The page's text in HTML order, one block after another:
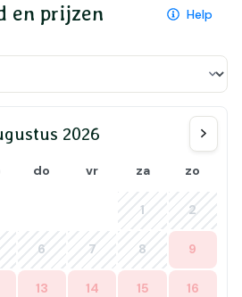
en prijzen Help
2026
do vr za zo
1 2
6 7 8 9
13 14 15 16